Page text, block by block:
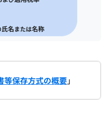
等保存方式の概要」